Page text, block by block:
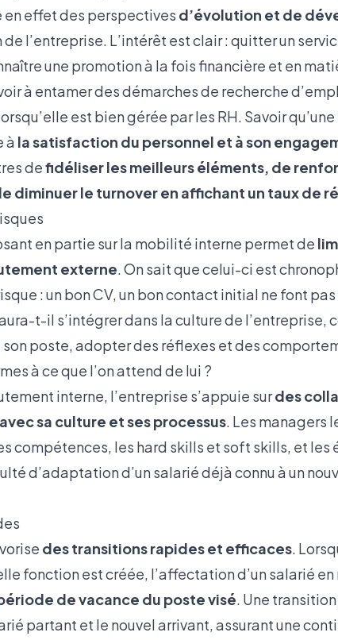
en effet des perspectives d’évolution et de
de l’entreprise. L’intérêt est clair : quitter un
une promotion à la fois financière et en
à entamer des démarches de recherche
est bien gérée par les RH. Savoir
à la satisfaction du personnel et à son
defidéliser les meilleurs éléments, de
diminuer le turnover en affichant un taux de
en partie sur la mobilité interne permet de
externe. On sait que celui-ci est
: un bon CV, un bon contact initial ne font
t-il s’intégrer dans la culture de l’entreprise,
poste, adopter des réflexes et des
à ce que l’on attend de lui ?
interne, l’entreprise s’appuie surdes
sa culture et ses processus. Les managers
compétences, les hard skills et soft skills, et les
d’adaptation d’un salarié déjà connu à un
des transitions rapides et efficaces.
fonction est créée, l’affectation d’un salarié
de vacance du poste visé. Une
partant et le nouvel arrivant, assurant une